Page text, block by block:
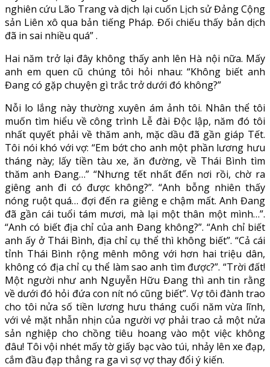
nghiên cứu Lão Trang và dịch lại cuốn Lịch sử Đảng Cộng
sản Liên xô qua bản tiếng Pháp. Đối chiếu thấy bản dịch
đã in sai nhiều quá” .
Hai năm trở lại đây không thấy anh lên Hà nội nữa. Mấy
anh em quen cũ chúng tôi hỏi nhau: “Không biết anh
Đang có gặp chuyện gì trắc trở dưới đó không?”
Nỗi lo lắng này thường xuyên ám ảnh tôi. Nhân thể tôi
muốn tìm hiểu về công trình Lễ đài Độc lập, năm đó tôi
nhất quyết phải về thăm anh, mặc dầu đã gần giáp Tết.
Tôi nói khó với vợ: “Em bớt cho anh một phần lương hưu
tháng này; lấy tiền tàu xe, ăn đường, về Thái Bình tìm
thăm anh Đang…” “Nhưng tết nhất đến nơi rồi, chờ ra
giêng anh đi có được không?”. “Anh bỗng nhiên thấy
nóng ruột quá… đợi đến ra giêng e chậm mất. Anh Đang
đã gần cái tuổi tám mươi, mà lại một thân một mình…”.
“Anh có biết địa chỉ của anh Đang không?”. “Anh chỉ biết
anh ấy ở Thái Bình, địa chỉ cụ thể thì không biết”. “Cả cái
tỉnh Thái Bình rộng mênh mông với hơn hai triệu dân,
không có địa chỉ cụ thể làm sao anh tìm được?”. “Trời đất!
Một người như anh Nguyễn Hữu Đang thì anh tin rằng
về dưới đó hỏi đứa con nít nó cũng biết”. Vợ tôi đành trao
cho tôi nửa số tiền lương hưu tháng cuối năm vừa lĩnh,
với vẻ mặt nhẫn nhịn của người vợ phải trao cả một nửa
sản nghiệp cho chồng tiêu hoang vào một việc không
đâu! Tôi vội nhét mấy tờ giấy bạc vào túi, nhảy lên xe đạp,
cắm đầu đạp thẳng ra ga vì sợ vợ thay đổi ý kiến.